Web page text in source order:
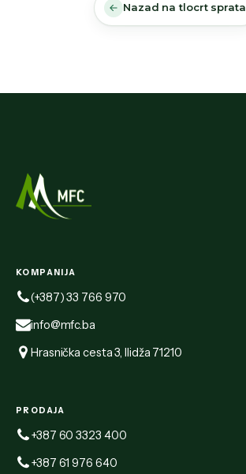
Nazad na tlocrt sprata
KOMPANIJA
(+387) 33 766 970
info@mfc.ba
Hrasnička cesta 3, Ilidža 71210
PRODAJA
+387 60 3323 400
+387 61 976 640